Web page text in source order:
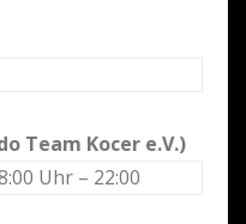
Team Kocer e.V.)
Uhr – 22:00